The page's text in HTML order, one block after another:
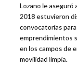
Lozano le aseguró
2018 estuvieron
convocatorias
emprendimientos
en los campos de
movilidad limpia.